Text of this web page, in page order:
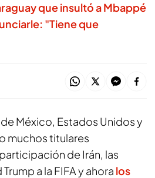
que insultó a Mbappé
"Tiene que
México, Estados Unidos y
muchos titulares
de Irán, las
a la FIFA y ahora los